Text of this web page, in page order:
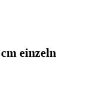
einzeln